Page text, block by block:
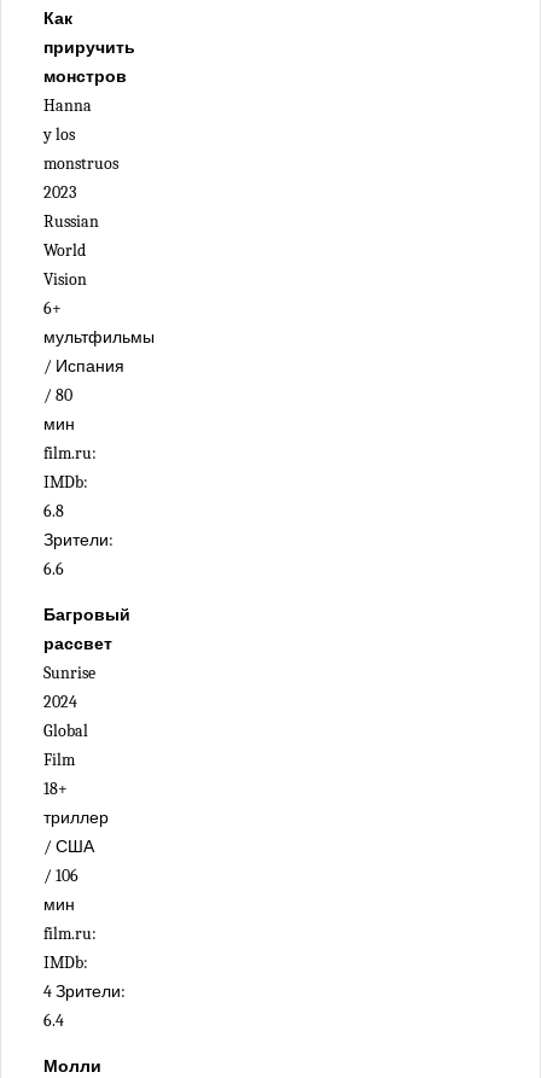
Как
приручить
монстров
Hanna
y los
monstruos
2023
Russian
World
Vision
6+
мультфильмы
/ Испания
/ 80
мин
film.ru:
IMDb:
6.8
Зрители:
6.6
Багровый
рассвет
Sunrise
2024
Global
Film
18+
триллер
/ США
/ 106
мин
film.ru:
IMDb:
4 Зрители:
6.4
Молли